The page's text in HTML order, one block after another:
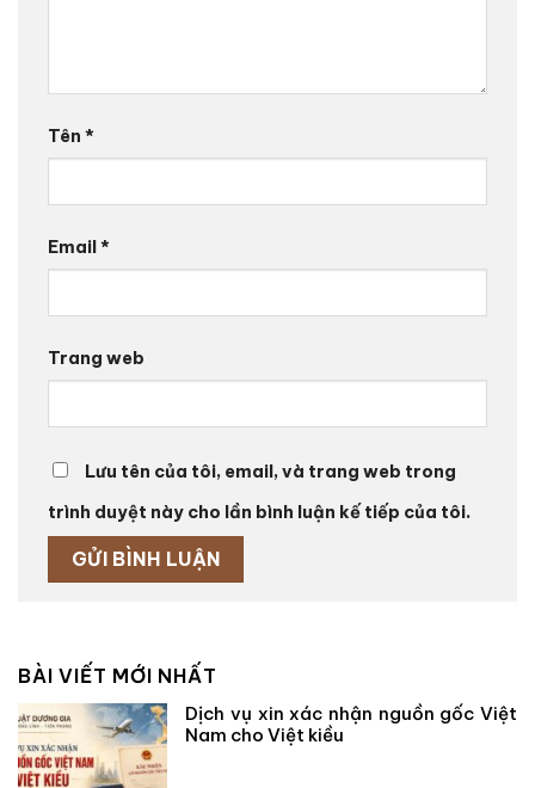
Tên *
Email *
Trang web
Lưu tên của tôi, email, và trang web trong
trình duyệt này cho lần bình luận kế tiếp của tôi.
BÀI VIẾT MỚI NHẤT
Dịch vụ xin xác nhận nguồn gốc Việt
Nam cho Việt kiều